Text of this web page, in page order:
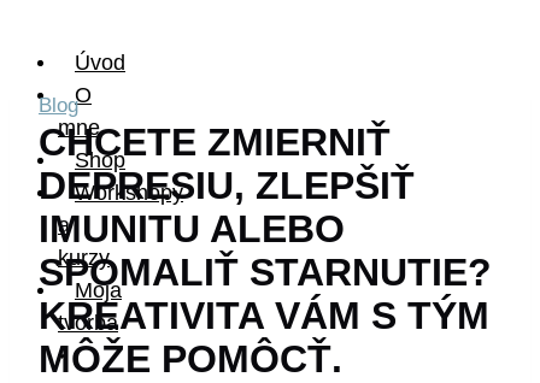
Úvod
O
mne
Shop
Workshopy
a
kurzy
Moja
tvorba
Blog
CHCETE ZMIERNIŤ
DEPRESIU, ZLEPŠIŤ
IMUNITU ALEBO
SPOMALIŤ STARNUTIE?
KREATIVITA VÁM S TÝM
MÔŽE POMÔCŤ.